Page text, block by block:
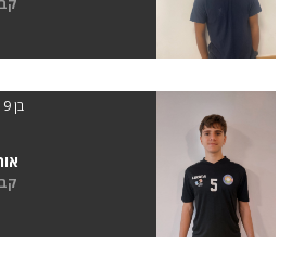
בן 19 | 1.79